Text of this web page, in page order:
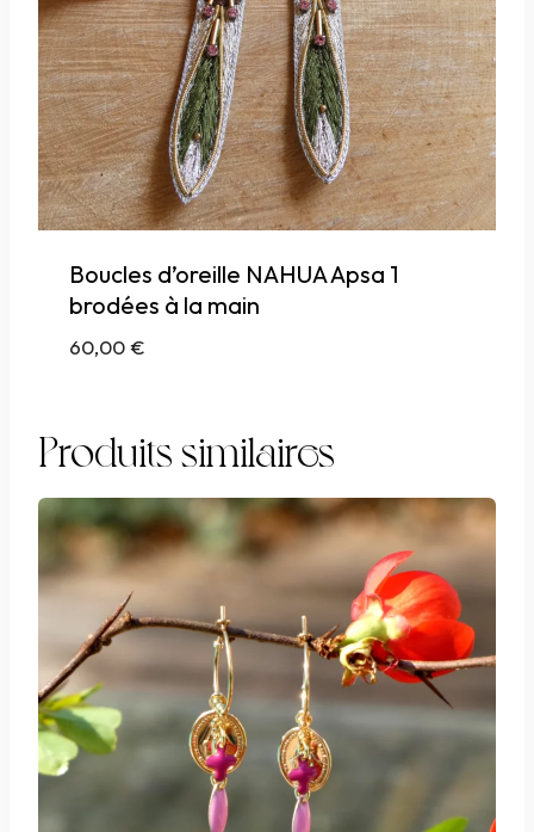
Boucles d’oreille NAHUA Apsa 1
brodées à la main
60,00€
Produits similaires